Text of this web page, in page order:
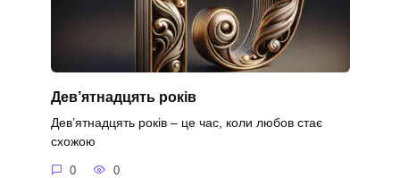
Дев’ятнадцять років
Дев’ятнадцять років – це час, коли любов стає
схожою
0 0